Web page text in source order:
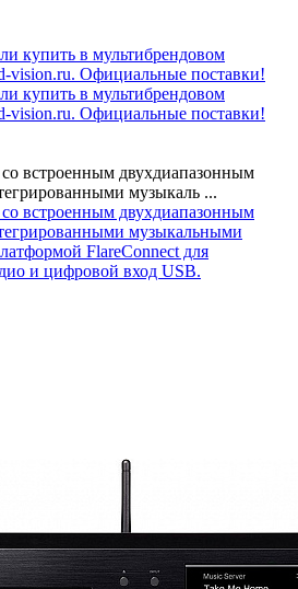
встроенным двухдиапазонным
музыкаль ...
встроенным двухдиапазонным
музыкальными
FlareConnect для
и цифровой вход USB.